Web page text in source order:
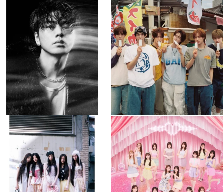
musicjapantv
💡8月特番放送決定！
...
8月 4
510 0
musicjapantv
💡8月特番放送決定！
...
8月 4
6 0
musicjapantv
💡8月特番放送決定！
8月 4
2 0
musicjapantv
💡8月特番放送決定！
...
8月 4
2 0